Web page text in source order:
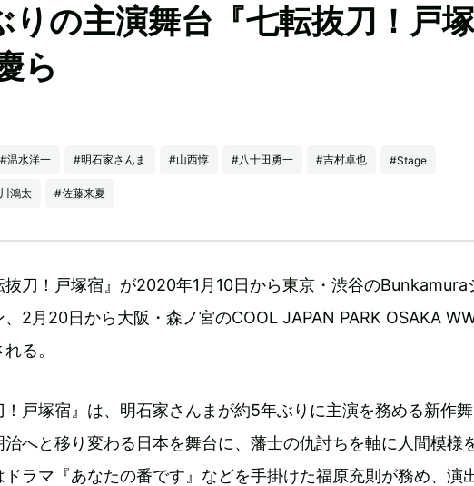
の主演舞台『七転抜刀！戸塚
ら
#温水洋一 #明石家さんま #山西惇 #八十田勇一 #吉村卓也 #Stage
鴻太 #佐藤来夏
抜刀！戸塚宿』が2020年1月10日から東京・渋谷のBunkamura
、2月20日から大阪・森ノ宮のCOOL JAPAN PARK OSAKA
る。
！戸塚宿』は、明石家さんまが約5年ぶりに主演を務める新作舞
治へと移り変わる日本を舞台に、藩士の仇討ちを軸に人間模様
ドラマ『あなたの番です』などを手掛けた福原充則が務め、演